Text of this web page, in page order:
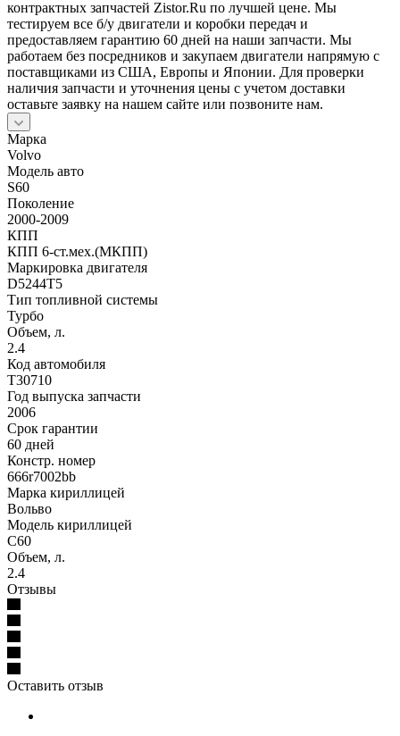
контрактных запчастей Zistor.Ru по лучшей цене. Мы
тестируем все б/у двигатели и коробки передач и
предоставляем гарантию 60 дней на наши запчасти. Мы
работаем без посредников и закупаем двигатели напрямую с
поставщиками из США, Европы и Японии. Для проверки
наличия запчасти и уточнения цены с учетом доставки
оставьте заявку на нашем сайте или позвоните нам.
Марка
Volvo
Модель авто
S60
Поколение
2000-2009
КПП
КПП 6-ст.мех.(МКПП)
Маркировка двигателя
D5244T5
Тип топливной системы
Турбо
Объем, л.
2.4
Код автомобиля
T30710
Год выпуска запчасти
2006
Срок гарантии
60 дней
Констр. номер
666r7002bb
Марка кириллицей
Вольво
Модель кириллицей
С60
Объем, л.
2.4
Отзывы
Оставить отзыв